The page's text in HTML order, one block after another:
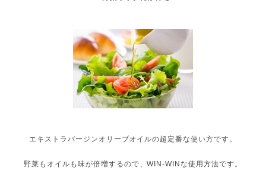
エキストラバージンオリーブオイルの超定番な使い方です。
野菜もオイルも味が倍増するので、WIN-WINな使用方法です。